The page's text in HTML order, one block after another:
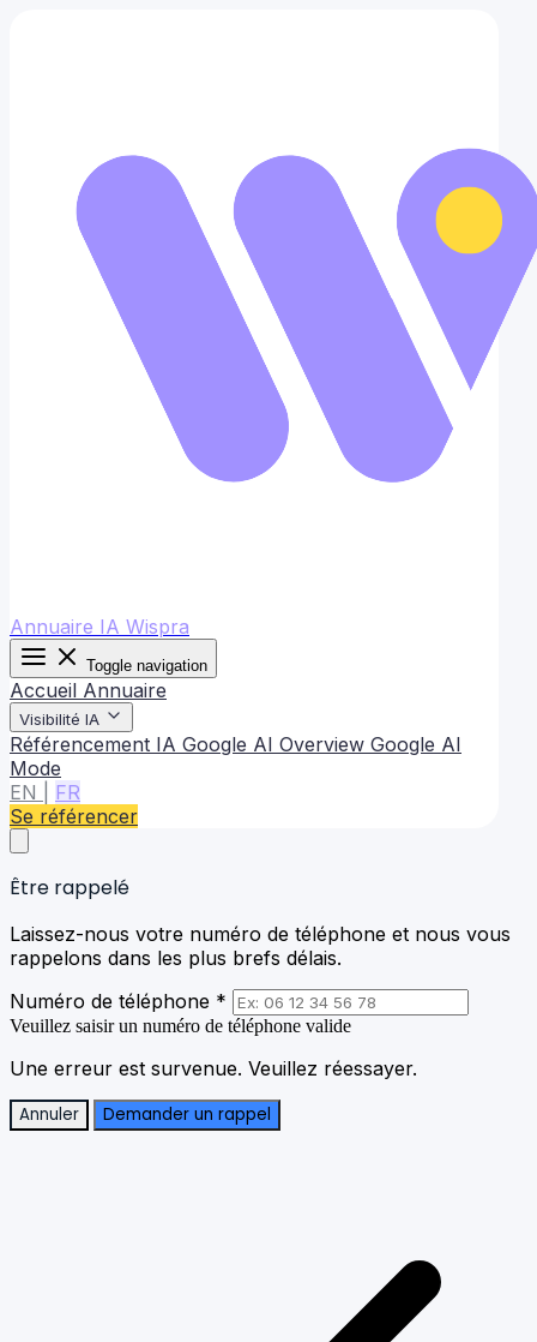
Annuaire IA Wispra
Toggle navigation
Accueil Annuaire
Visibilité IA
Référencement IA Google AI Overview Google AI
Mode
EN
FR
Se référencer
Être rappelé
Laissez-nous votre numéro de téléphone et nous vous
rappelons dans les plus brefs délais.
Numéro de téléphone *
Veuillez saisir un numéro de téléphone valide
Une erreur est survenue. Veuillez réessayer.
Annuler Demander un rappel